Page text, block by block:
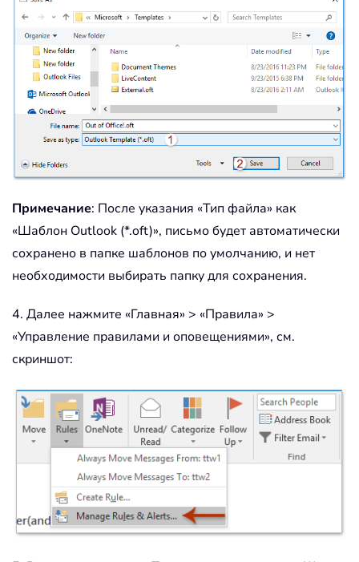
Примечание: После указания «Тип файла» как
«Шаблон Outlook (*.oft)», письмо будет автоматически
сохранено в папке шаблонов по умолчанию, и нет
необходимости выбирать папку для сохранения.
4. Далее нажмите «Главная» > «Правила» >
«Управление правилами и оповещениями», см.
скриншот: